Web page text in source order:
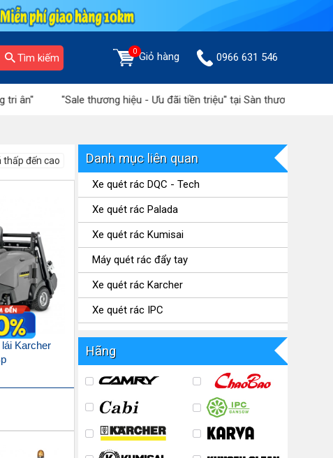
Tìm kiếm 0 Giỏ hàng 0966 631 546
"Sale thương hiệu - Ưu đãi tiền triệu" tại Sàn thương mại Hoàng
thấp đến cao
Karcher
Danh mục liên quan
Xe quét rác DQC - Tech
Xe quét rác Palada
Xe quét rác Kumisai
Máy quét rác đẩy tay
Xe quét rác Karcher
Xe quét rác IPC
Hãng